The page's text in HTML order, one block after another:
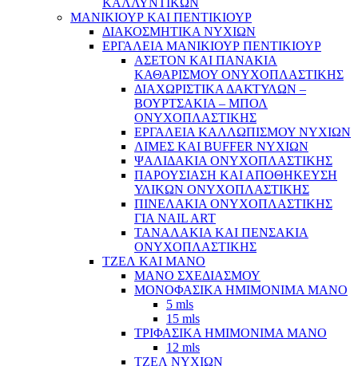
ΚΑΛΛΥΝΤΙΚΩΝ
ΜΑΝΙΚΙΟΥΡ ΚΑΙ ΠΕΝΤΙΚΙΟΥΡ
ΔΙΑΚΟΣΜΗΤΙΚΑ ΝΥΧΙΩΝ
ΕΡΓΑΛΕΙΑ ΜΑΝΙΚΙΟΥΡ ΠΕΝΤΙΚΙΟΥΡ
ΑΣΕΤΟΝ ΚΑΙ ΠΑΝΑΚΙΑ
ΚΑΘΑΡΙΣΜΟΥ ΟΝΥΧΟΠΛΑΣΤΙΚΗΣ
ΔΙΑΧΩΡΙΣΤΙΚΑ ΔΑΚΤΥΛΩΝ –
ΒΟΥΡΤΣΑΚΙΑ – ΜΠΟΛ
ΟΝΥΧΟΠΛΑΣΤΙΚΗΣ
ΕΡΓΑΛΕΙΑ ΚΑΛΛΩΠΙΣΜΟΥ ΝΥΧΙΩΝ
ΛΙΜΕΣ ΚΑΙ BUFFER ΝΥΧΙΩΝ
ΨΑΛΙΔΑΚΙΑ ΟΝΥΧΟΠΛΑΣΤΙΚΗΣ
ΠΑΡΟΥΣΙΑΣΗ ΚΑΙ ΑΠΟΘΗΚΕΥΣΗ
ΥΛΙΚΩΝ ΟΝΥΧΟΠΛΑΣΤΙΚΗΣ
ΠΙΝΕΛΑΚΙΑ ΟΝΥΧΟΠΛΑΣΤΙΚΗΣ
ΓΙΑ NAIL ART
ΤΑΝΑΛΑΚΙΑ ΚΑΙ ΠΕΝΣΑΚΙΑ
ΟΝΥΧΟΠΛΑΣΤΙΚΗΣ
ΤΖΕΛ ΚΑΙ ΜΑΝΟ
ΜΑΝΟ ΣΧΕΔΙΑΣΜΟΥ
ΜΟΝΟΦΑΣΙΚΑ ΗΜΙΜΟΝΙΜΑ ΜΑΝΟ
5 mls
15 mls
ΤΡΙΦΑΣΙΚΑ ΗΜΙΜΟΝΙΜΑ ΜΑΝΟ
12 mls
ΤΖΕΛ ΝΥΧΙΩΝ